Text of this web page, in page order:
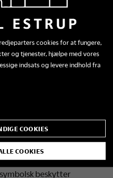
nattens
skaber deres
ansætter de den
her er motiverne
som noget mørkt og
sig imod. Det afspejles
ind til soveværelset,
beskytter
cookies for at fungere,
og tjenester, hjælpe med vores
indsats og levere indhold fra
COOKIES
COOKIES